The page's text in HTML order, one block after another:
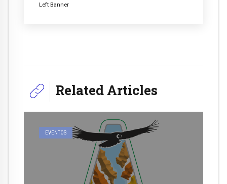
Left Banner
Related Articles
EVENTOS